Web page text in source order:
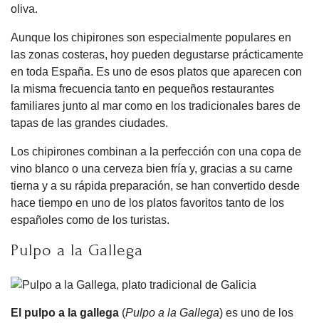
oliva.
Aunque los chipirones son especialmente populares en
las zonas costeras, hoy pueden degustarse prácticamente
en toda España. Es uno de esos platos que aparecen con
la misma frecuencia tanto en pequeños restaurantes
familiares junto al mar como en los tradicionales bares de
tapas de las grandes ciudades.
Los chipirones combinan a la perfección con una copa de
vino blanco o una cerveza bien fría y, gracias a su carne
tierna y a su rápida preparación, se han convertido desde
hace tiempo en uno de los platos favoritos tanto de los
españoles como de los turistas.
Pulpo a la Gallega
El pulpo a la gallega (Pulpo a la Gallega) es uno de los